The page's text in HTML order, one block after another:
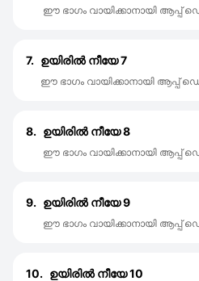
ഈ ഭാഗം വായിക്കാനായി
7. ഉയിരിൽ നീയേ 7
ഈ ഭാഗം വായിക്കാനായി
8. ഉയിരിൽ നീയേ 8
ഈ ഭാഗം വായിക്കാനായി
9. ഉയിരിൽ നീയേ 9
ഈ ഭാഗം വായിക്കാനായി
10. ഉയിരിൽ നീയേ 10